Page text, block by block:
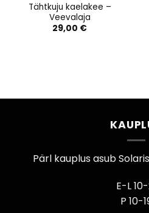
Tähtkuju kaelakee –
Veevalaja
29,00 €
Pärl kauplus asub
E-L 10-
P 10-